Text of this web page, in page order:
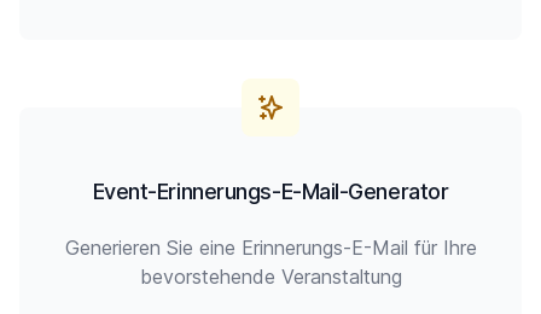
Event-Erinnerungs-E-Mail-Generator
Generieren Sie eine Erinnerungs-E-Mail für Ihre
bevorstehende Veranstaltung